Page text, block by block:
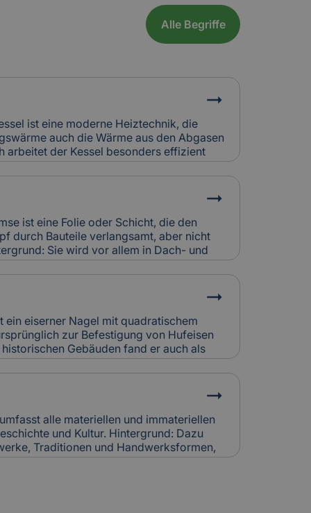
Alle Begriffe
ist eine moderne Heiztechnik, die
auch die Wärme aus den Abgasen
arbeitet der Kessel besonders effizient
zu älteren Heizsystemen. In Alt- und
in Kombination mit bestehenden
für Versicherung:
erfordern aber eine
durch Kondensat oder Abgasfehler
individuell bewertet.
ist eine Folie oder Schicht, die den
durch Bauteile verlangsamt, aber nicht
Sie wird vor allem in Dach- und
um Feuchtigkeitsansammlungen in
So bleibt die Bausubstanz trocken und
für Versicherung: Falsch verlegte
verursachen.
sie bei der Schadensanalyse und
ein eiserner Nagel mit quadratischem
zur Befestigung von Hufeisen
Gebäuden fand er auch als
oder Dachdeckung Verwendung.
und zeugen von traditioneller
Korrodierte Hufnägel können
Restaurierungen werden sie häufig
denkmalgerechter
alle materiellen und immateriellen
und Kultur. Hintergrund: Dazu
Traditionen und Handwerksformen,
werden. Der Erhalt des